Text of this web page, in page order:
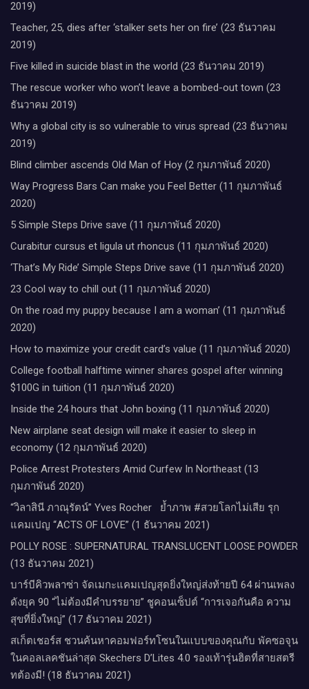
2019)
Teacher, 25, dies after ‘stalker sets her on fire’ (23 ธันวาคม
2019)
Five killed in suicide blast in the world (23 ธันวาคม 2019)
The rescue worker who won’t leave a bombed-out town (23
ธันวาคม 2019)
Why a global city is so vulnerable to virus spread (23 ธันวาคม
2019)
Blind climber ascends Old Man of Hoy (2 กุมภาพันธ์ 2020)
Way Progress Bars Can make you Feel Better (11 กุมภาพันธ์
2020)
5 Simple Steps Drive save (11 กุมภาพันธ์ 2020)
Curabitur cursus et ligula ut rhoncus (11 กุมภาพันธ์ 2020)
‘That’s My Ride’ Simple Steps Drive save (11 กุมภาพันธ์ 2020)
23 Cool way to chill out (11 กุมภาพันธ์ 2020)
On the road my puppy because I am a woman’ (11 กุมภาพันธ์
2020)
How to maximize your credit card’s value (11 กุมภาพันธ์ 2020)
College football halftime winner shares gospel after winning
$100G in tuition (11 กุมภาพันธ์ 2020)
Inside the 24 hours that John boxing (11 กุมภาพันธ์ 2020)
New airplane seat design will make it easier to sleep in
economy (12 กุมภาพันธ์ 2020)
Police Arrest Protesters Amid Curfew In Northeast (13
กุมภาพันธ์ 2020)
“วิลาสินี ภาณุรัตน์” Yves Rocher​ ย้ำภาพ #สวยโลกไม่เสีย รุก
แคมเปญ “ACTS OF LOVE” (1 ธันวาคม 2021)
POLLY ROSE : SUPERNATURAL TRANSLUCENT LOOSE POWDER
(13 ธันวาคม 2021)
บาร์บีคิวพลาซ่า จัดเมกะแคมเปญสุดยิ่งใหญ่ส่งท้ายปี 64 ผ่านเพลง
ดังยุค 90 “ไม่ต้องมีคำบรรยาย” ชูคอนเซ็ปต์ “การเจอกันคือ ความ
สุขที่ยิ่งใหญ่” (17 ธันวาคม 2021)
สเก็ตเชอร์ส ชวนค้นหาคอมฟอร์ทโซนในแบบของคุณกับ พัคซอจุน
ในคอลเลคชันล่าสุด Skechers D’Lites 4.0 รองเท้ารุ่นฮิตที่สายสตรี
ทต้องมี! (18 ธันวาคม 2021)